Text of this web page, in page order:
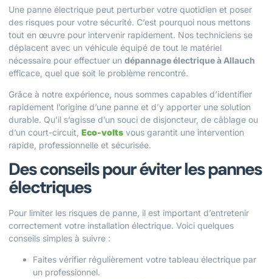
Une panne électrique peut perturber votre quotidien et poser
des risques pour votre sécurité. C’est pourquoi nous mettons
tout en œuvre pour intervenir rapidement. Nos techniciens se
déplacent avec un véhicule équipé de tout le matériel
nécessaire pour effectuer un dépannage électrique à Allauch
efficace, quel que soit le problème rencontré.
Grâce à notre expérience, nous sommes capables d’identifier
rapidement l’origine d’une panne et d’y apporter une solution
durable. Qu’il s’agisse d’un souci de disjoncteur, de câblage ou
d’un court-circuit, Eco-volts vous garantit une intervention
rapide, professionnelle et sécurisée.
Des conseils pour éviter les pannes
électriques
Pour limiter les risques de panne, il est important d’entretenir
correctement votre installation électrique. Voici quelques
conseils simples à suivre :
Faites vérifier régulièrement votre tableau électrique par
un professionnel.